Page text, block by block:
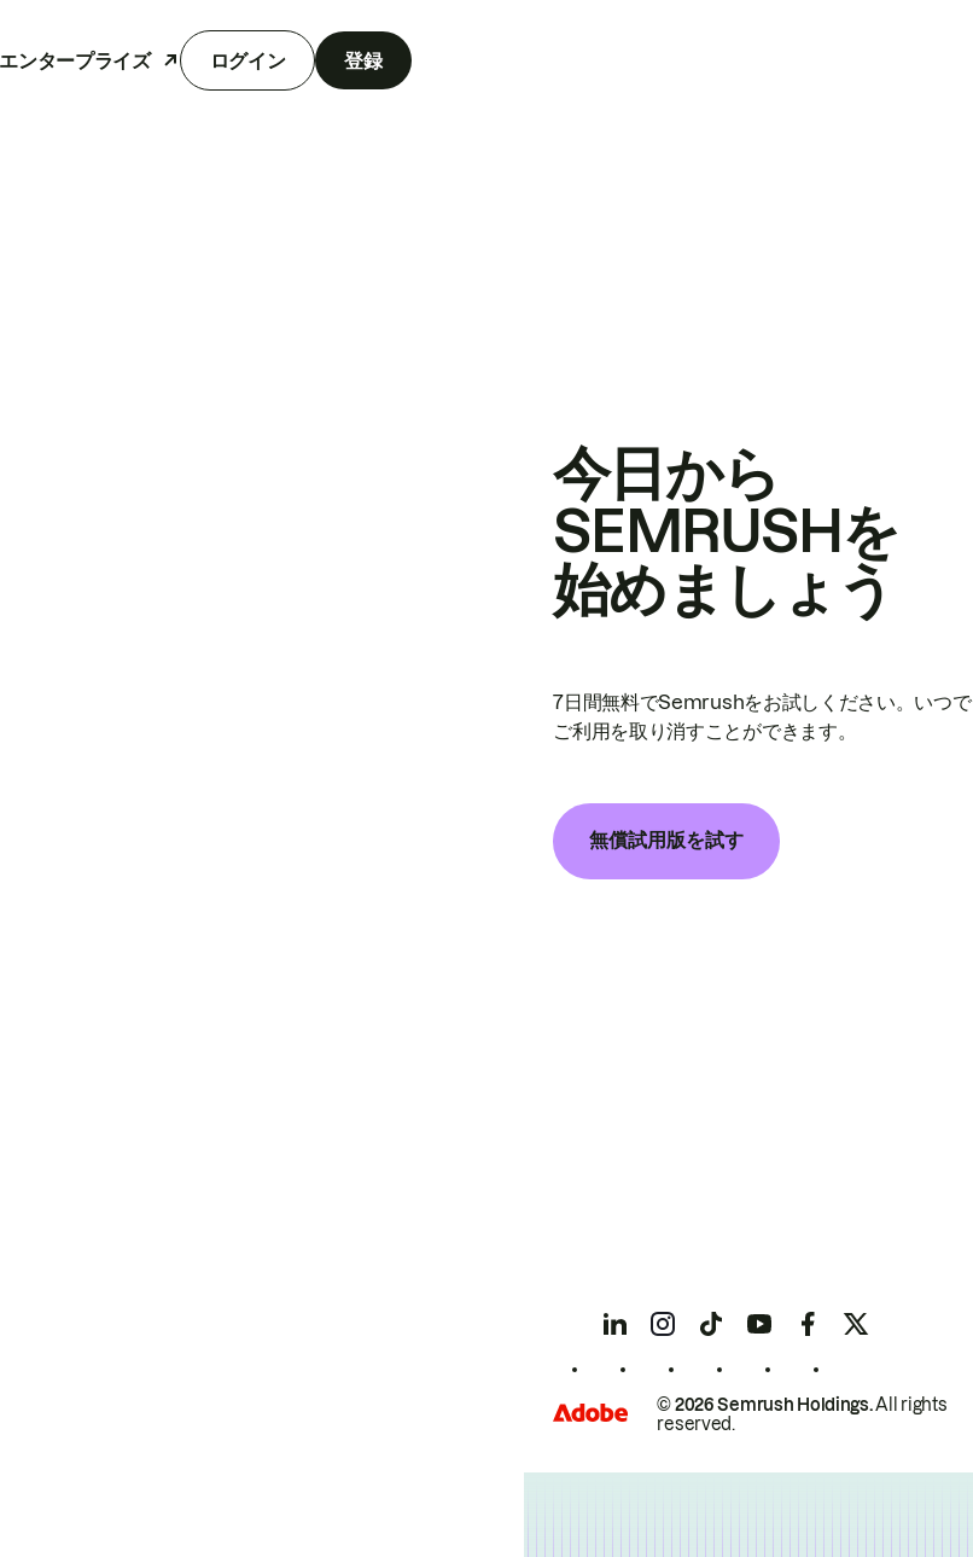
エンタープライズ ログイン 登録
今日から
SEMRUSHを
始めましょう
7日間無料でSemrushをお試しください。いつ
ご利用を取り消すことができます。
無償試用版を試す
© 2026 Semrush Holdings.All rights
reserved.